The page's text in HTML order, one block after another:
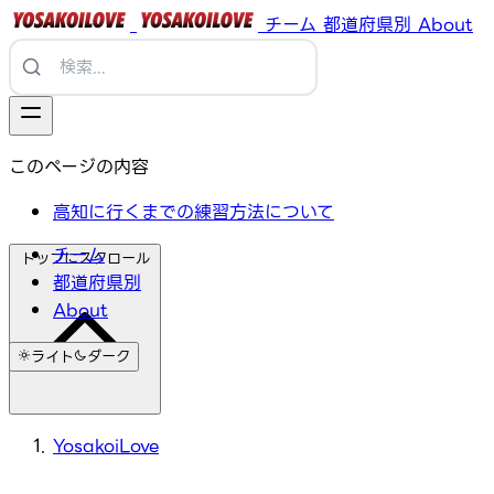
チーム 都道府県別 About
チーム
都道府県別
About
ライト ダーク
このページの内容
高知に行くまでの練習方法について
トップにスクロール
YosakoiLove